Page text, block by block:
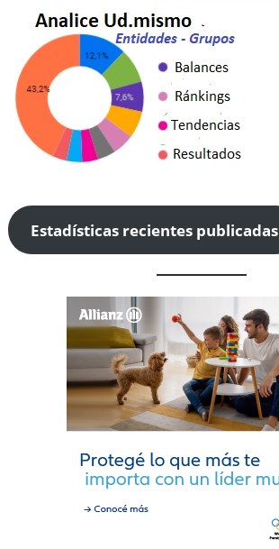
Estadísticas recientes publicadas